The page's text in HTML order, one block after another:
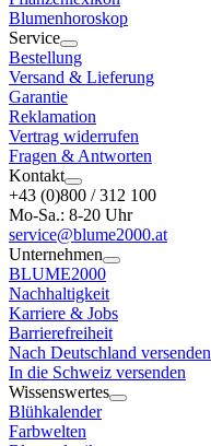
Blumenhoroskop
Service
Bestellung
Versand & Lieferung
Garantie
Reklamation
Vertrag widerrufen
Fragen & Antworten
Kontakt
+43 (0)800 / 312 100
Mo-Sa.: 8-20 Uhr
service@blume2000.at
Unternehmen
BLUME2000
Nachhaltigkeit
Karriere & Jobs
Barrierefreiheit
Nach Deutschland versenden
In die Schweiz versenden
Wissenswertes
Blühkalender
Farbwelten